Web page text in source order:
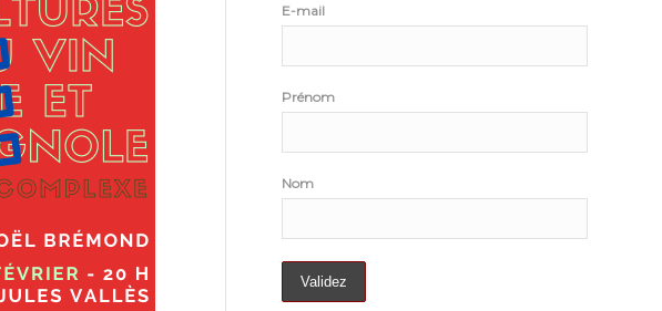
E-mail
Prénom
Nom